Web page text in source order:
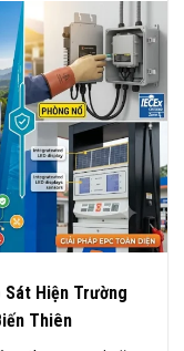
Sát Hiện Trường
Thiên